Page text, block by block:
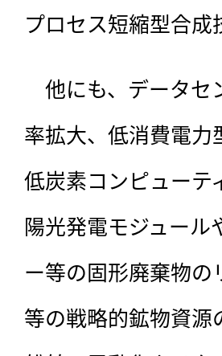
プロセス短縮型合
他にも、データセ
率拡大、低消費電
低炭素コンピューテ
陽光発電モジュール
ー等の固形廃棄物の
等の戦略的鉱物資